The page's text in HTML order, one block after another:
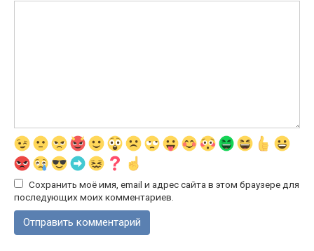
Сохранить моё имя, email и адрес сайта в этом браузере для
последующих моих комментариев.